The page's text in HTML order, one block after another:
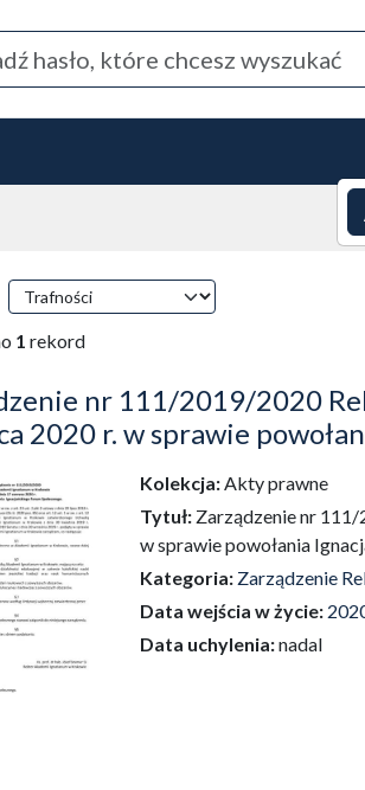
treści)
wyszukiwania
przeładowanie treści)
1 rekord
nr 111/2019/2020
2020 r. w sprawie
do zbioru
Kolekcja:Akty prawne
Tytuł: Zarządzenie nr
w sprawie powołania
Kategoria: Zarządzenie
Data wejścia w życie:
Data uchylenia:nadal